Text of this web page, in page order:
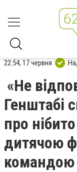
22:54, 17 червня
«Не
Генштабі
про
дитячою
командою